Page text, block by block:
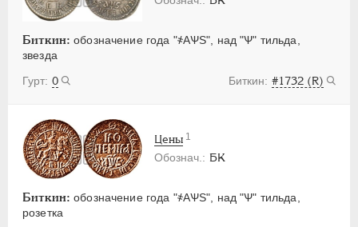
Биткин: обозначение года "҂АѰS", над "Ѱ" тильда,
звезда
0
#1732 (R)
БК
Биткин: обозначение года "҂АѰS", над "Ѱ" тильда,
розетка
Цены 1